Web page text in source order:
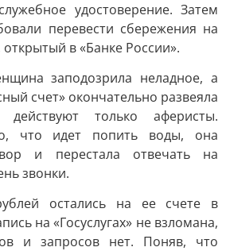
удостоверение. Затем
перевести сбережения на
в «Банке России».
заподозрила неладное, а
счет» окончательно развеяла
только аферисты.
что идет попить воды, она
и перестала отвечать на
звонки.
остались на ее счете в
на «Госуслугах» не взломана,
и запросов нет. Поняв, что